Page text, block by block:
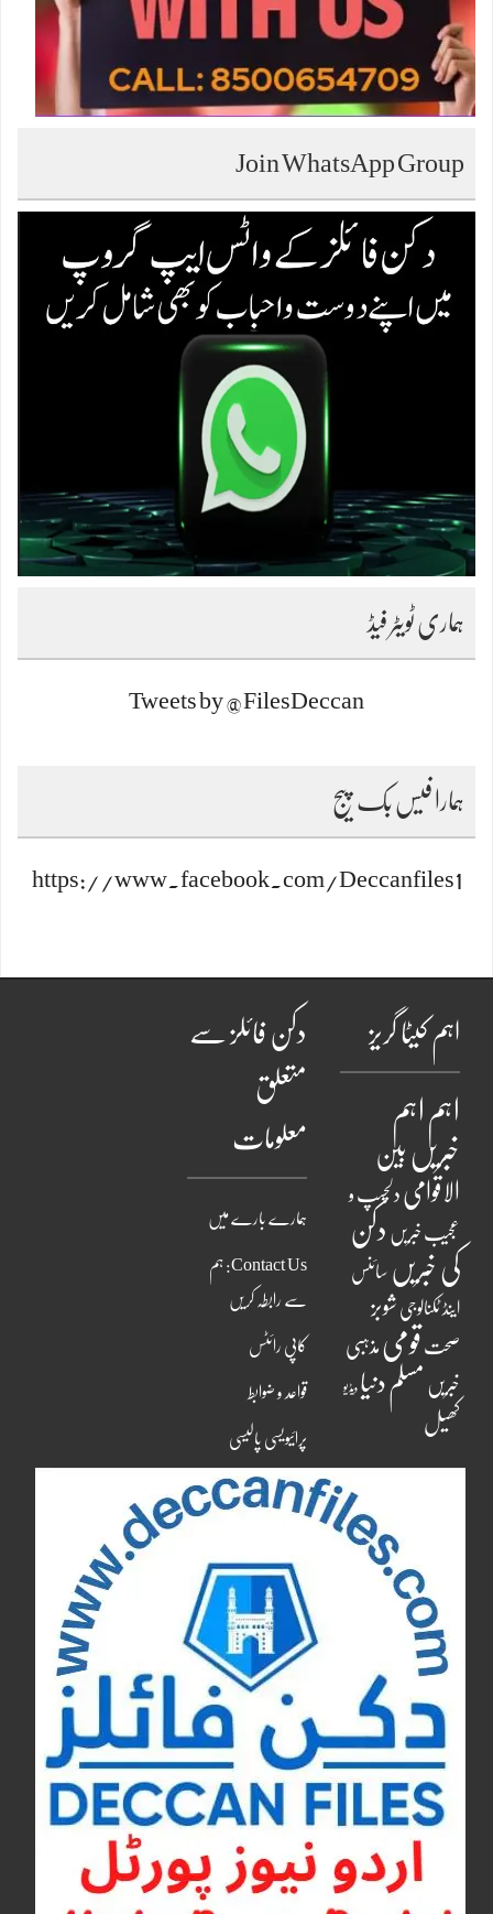
Join WhatsApp Group
ہماری ٹویٹر فیڈ
Tweets by @FilesDeccan
ہمارا فیس بک پیج
https://www.facebook.com/Deccanfiles1
اہم کیٹا گریز
اہم اہم
خبریں بین
الاقوامی دلچسپ و
عجیب خبریں دکن
کی خبریں سائنس
اینڈ ٹکنالوجی شوبز
صحت قومی مذہبی
خبریں مسلم دنیا ویڈیو
کھیل
دکن فائلز سے
متعلق
معلومات
ہمارے بارے میں
Contact Us: ہم
سے رابطہ کریں
کاپی رائٹس
قواعد و ضوابط
پرائیویسی پالیسی